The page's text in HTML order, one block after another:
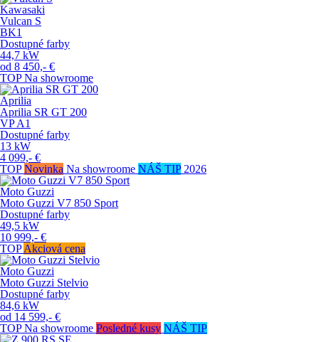
Kawasaki
Vulcan S
BK1
Dostupné farby
44,7 kW
od 8 450,- €
TOP Na showroome
Aprilia
Aprilia SR GT 200
VPA1
Dostupné farby
13 kW
4 099,- €
TOP Novinka Na showroome NÁŠ TIP 2026
Moto Guzzi
Moto Guzzi V7 850 Sport
Dostupné farby
49,5 kW
10 999,- €
TOP Akciová cena
Moto Guzzi
Moto Guzzi Stelvio
Dostupné farby
84,6 kW
od 14 599,- €
TOP Na showroome Posledné kusy NÁŠ TIP